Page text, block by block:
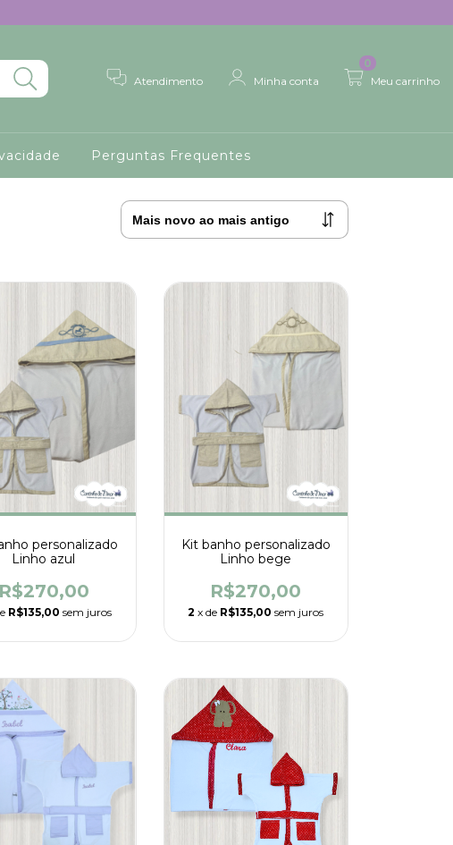
Atendimento Minha conta Meu carrinho
0
Perguntas Frequentes
personalizado
Linho azul
R$270,00
R$135,00 sem juros
Kit banho personalizado
Linho bege
R$270,00
2 x de R$135,00 sem juros